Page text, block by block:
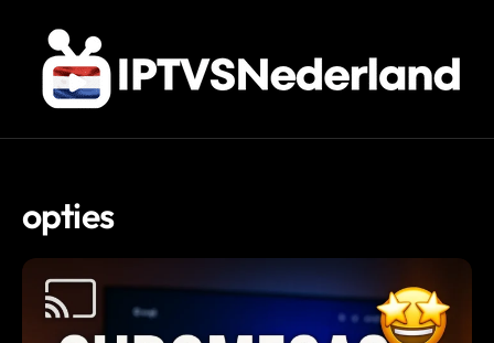
opties